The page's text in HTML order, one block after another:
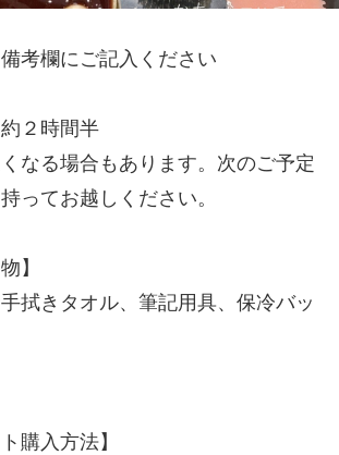
考欄にご記入ください
２時間半
なる場合もあります。次のご予定
ってお越しください。
物】
拭きタオル、筆記用具、保冷バッ
購入方法】